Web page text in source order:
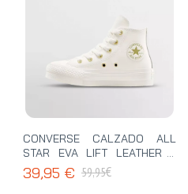
CONVERSE CALZADO ALL
STAR EVA LIFT LEATHER +
GOLD PS - A14261C
39,95 € 59,95€